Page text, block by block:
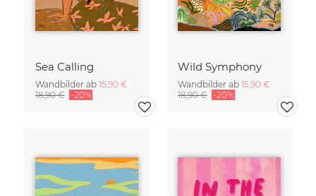
Sea Calling
Wandbilder ab 15,90 €
18,90 € -20%
Wild Symphony
Wandbilder ab 15,90 €
18,90 € -20%